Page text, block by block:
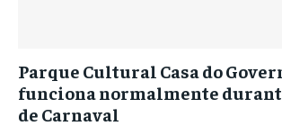
Parque Cultural Casa do
funciona normalmente
de Carnaval